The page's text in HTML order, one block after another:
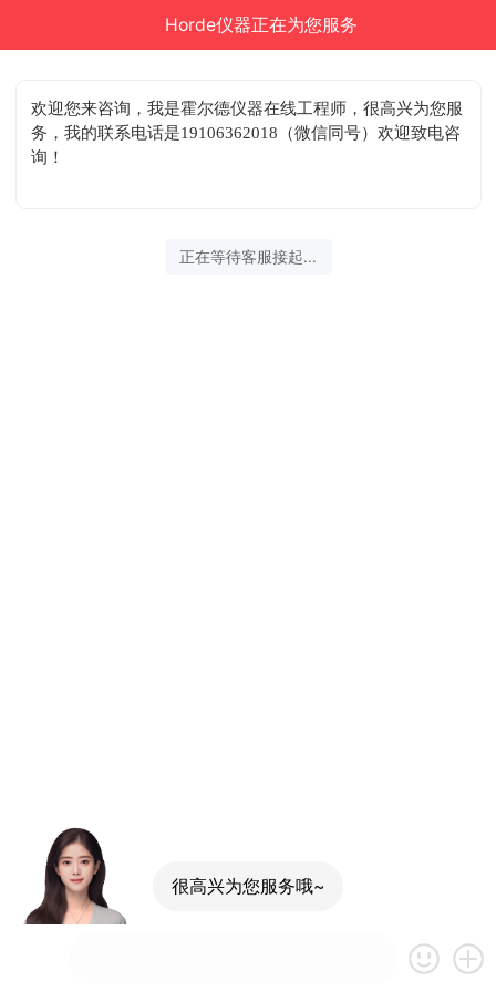
Horde仪器正在为您服务
欢迎您来咨询 ，我是霍尔德仪器在线工程师，很高兴为您服
务，我的联系电话是19106362018（微信同号）欢迎致电咨
询！
正在等待客服接起...
很高兴为您服务哦~